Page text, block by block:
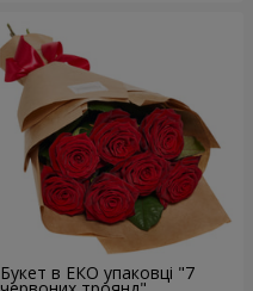
Букет в ЕКО упаковці "7